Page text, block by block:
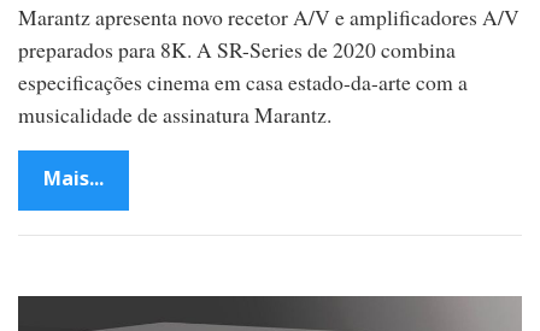
Marantz apresenta novo recetor A/V e amplificadores A/V
preparados para 8K. A SR-Series de 2020 combina
especificações cinema em casa estado-da-arte com a
musicalidade de assinatura Marantz.
Mais...